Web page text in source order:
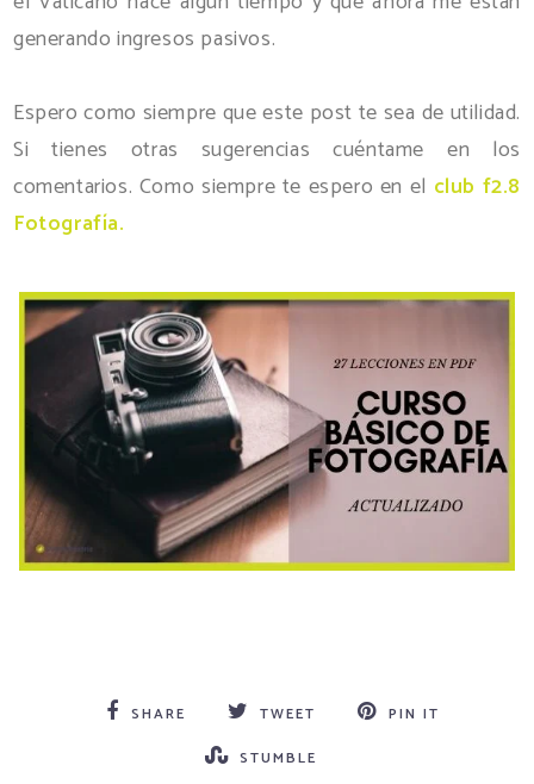
generando ingresos pasivos.
Espero como siempre que este post te sea de utilidad.
Si tienes otras sugerencias cuéntame en los
comentarios. Como siempre te espero en el club f2.8
Fotografía.
SHARE TWEET
PIN IT
STUMBLE